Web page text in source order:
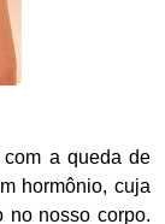
a queda de
hormônio, cuja
no nosso corpo.